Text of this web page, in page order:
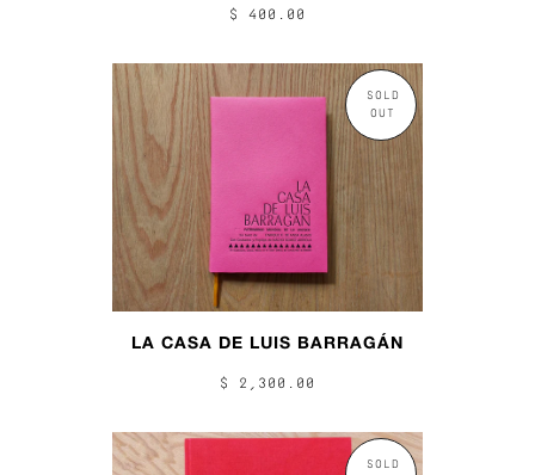
$ 400.00
SOLD
OUT
LA CASA DE LUIS BARRAGÁN
$ 2,300.00
SOLD